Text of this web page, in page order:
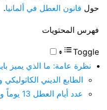
حول قانون العطل في ألمانيا.
فهرس المحتويات
Toggle
نظرة عامة: ما الذي يميز
الطابع الديني الكاثوليكي
عدد أيام العطل 13 يوماً ومقارنتها بالولايات الأخرى